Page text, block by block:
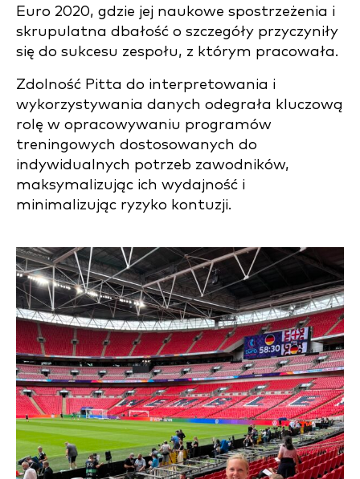
Euro 2020, gdzie jej naukowe spostrzeżenia i
skrupulatna dbałość o szczegóły przyczyniły
się do sukcesu zespołu, z którym pracowała.
Zdolność Pitta do interpretowania i
wykorzystywania danych odegrała kluczową
rolę w opracowywaniu programów
treningowych dostosowanych do
indywidualnych potrzeb zawodników,
maksymalizując ich wydajność i
minimalizując ryzyko kontuzji.